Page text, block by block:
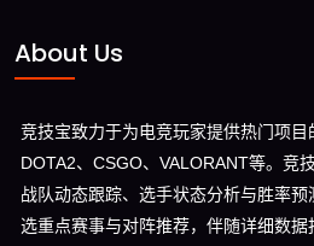
About Us
竞技宝致力于为电竞玩家提供热门项目
DOTA2、CSGO、VALORANT等。竞
战队动态跟踪、选手状态分析与胜率
选重点赛事与对阵推荐，伴随详细数